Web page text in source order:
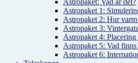
Astropaket: Vad är det?
Astropaket 1:
Astropaket 2: Hur varm
Astropaket 3:
Astropaket 4:
Astropaket 5: Vad
Astropaket 6: